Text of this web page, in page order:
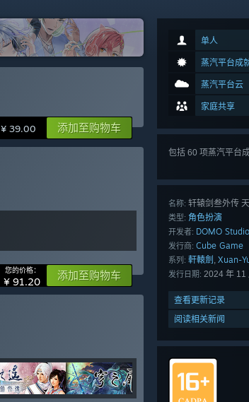
单人
蒸汽平台成
蒸汽平台云
家庭共享
包括 60 项蒸汽平台
名称: 轩辕剑叁外传
类型: 角色扮演
开发者: DOMO Studio
发行商: Cube Game
系列: 軒轅劍 , Xuan-
发行日期: 2024 年 11
查看更新记录
阅读相关新闻
¥ 39.00 添加至购物车
您的价格：
¥ 91.20 添加至购物车